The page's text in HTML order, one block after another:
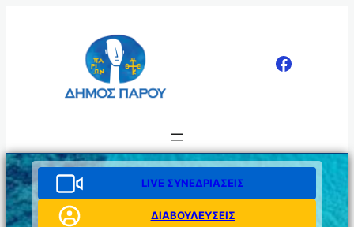
LIVE ΣΥΝΕΔΡΙΑΣΕΙΣ
ΔΙΑΒΟΥΛΕΥΣΕΙΣ